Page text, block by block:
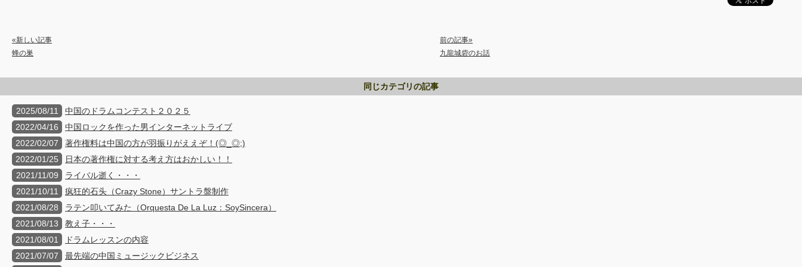
«新しい記事
蜂の巣
前の記事»
九龍城砦のお話
同じカテゴリの記事
2025/08/11
中国のドラムコンテスト２０２５
2022/04/16
中国ロックを作った男インターネットライブ
2022/02/07
著作権料は中国の方が羽振りがええぞ！(◎_◎;)
2022/01/25
日本の著作権に対する考え方はおかしい！！
2021/11/09
ライバル逝く・・・
2021/10/11
疯狂的石头（Crazy Stone）サントラ盤制作
2021/08/28
ラテン叩いてみた（Orquesta De La Luz：SoySincera）
2021/08/13
教え子・・・
2021/08/01
ドラムレッスンの内容
2021/07/07
最先端の中国ミュージックビジネス